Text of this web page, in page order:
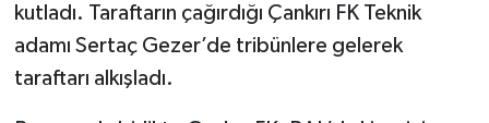
kutladı. Taraftarın çağırdığı Çankırı FK Teknik
adamı Sertaç Gezer’de tribünlere gelerek
taraftarı alkışladı.